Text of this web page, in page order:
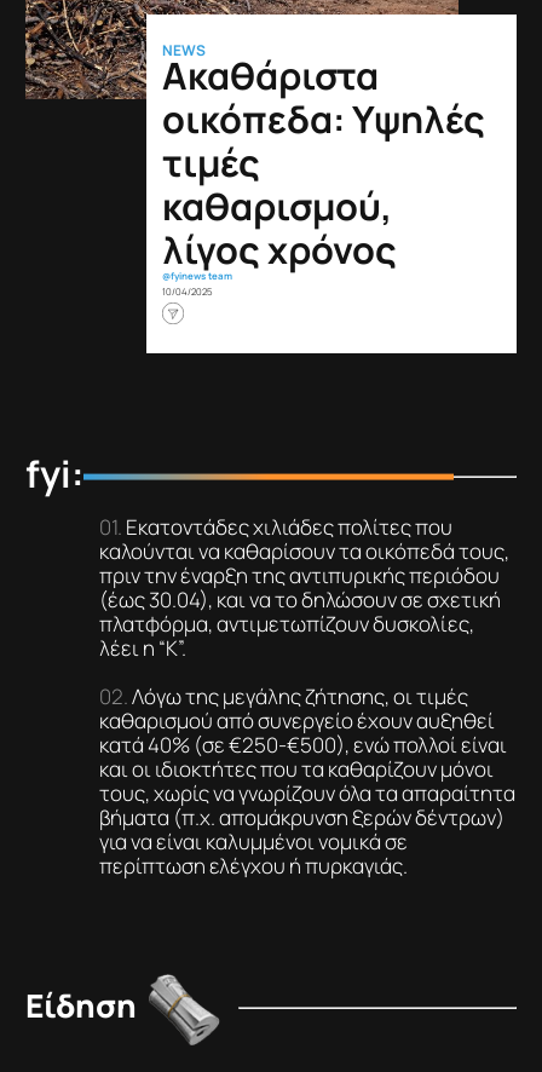
NEWS
Ακαθάριστα
οικόπεδα: Υψηλές
τιμές
καθαρισμού,
λίγος χρόνος
@fyinews team
10/04/2025
fyi:
Εκατοντάδες χιλιάδες πολίτες που
καλούνται να καθαρίσουν τα οικόπεδά τους,
πριν την έναρξη της αντιπυρικής περιόδου
(έως 30.04), και να το δηλώσουν σε σχετική
πλατφόρμα, αντιμετωπίζουν δυσκολίες,
λέει η “Κ”.
Λόγω της μεγάλης ζήτησης, οι τιμές
καθαρισμού από συνεργείο έχουν αυξηθεί
κατά 40% (σε €250-€500), ενώ πολλοί είναι
και οι ιδιοκτήτες που τα καθαρίζουν μόνοι
τους, χωρίς να γνωρίζουν όλα τα απαραίτητα
βήματα (π.χ. απομάκρυνση ξερών δέντρων)
για να είναι καλυμμένοι νομικά σε
περίπτωση ελέγχου ή πυρκαγιάς.
Είδηση